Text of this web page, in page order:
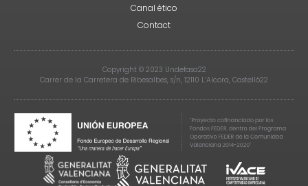
Canal ético
Contact
Copyright © 2023 Undefasa22
Carrer de la Carretera de Ribesalbes, s/n, 12110 L’Alcora, Castelló22